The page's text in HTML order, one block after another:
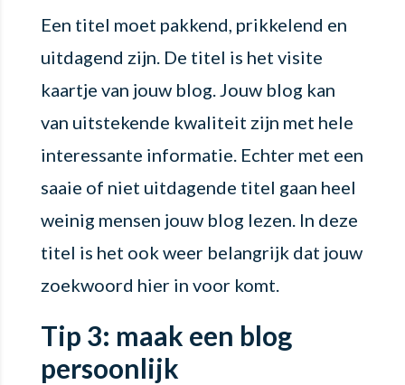
Een titel moet pakkend, prikkelend en
uitdagend zijn. De titel is het visite
kaartje van jouw blog. Jouw blog kan
van uitstekende kwaliteit zijn met hele
interessante informatie. Echter met een
saaie of niet uitdagende titel gaan heel
weinig mensen jouw blog lezen. In deze
titel is het ook weer belangrijk dat jouw
zoekwoord hier in voor komt.
Tip 3: maak een blog
persoonlijk